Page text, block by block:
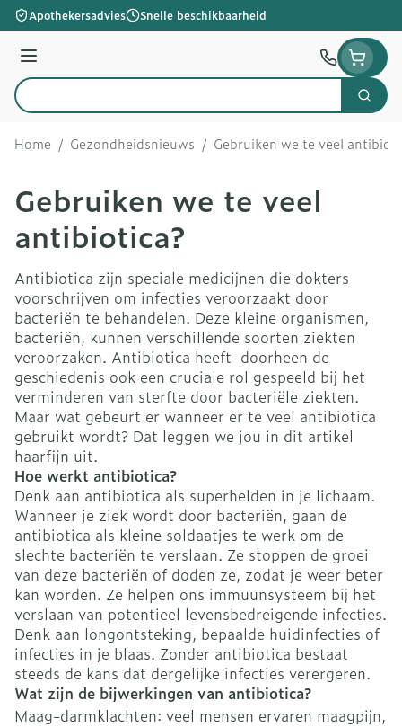
Ga naar de inhoud
Apothekersadvies Snelle beschikbaarheid
Menu
Product, merk, categorie...
Zoek
Home / Gezondheidsnieuws / Gebruiken we te veel
Gebruiken we te veel
antibiotica?
Antibiotica zijn speciale medicijnen die dokters
voorschrijven om infecties veroorzaakt door
bacteriën te behandelen. Deze kleine organismen,
bacteriën, kunnen verschillende soorten ziekten
veroorzaken. Antibiotica heeft doorheen de
geschiedenis ook een cruciale rol gespeeld bij het
verminderen van sterfte door bacteriële ziekten.
Maar wat gebeurt er wanneer er te veel antibiotica
gebruikt wordt? Dat leggen we jou in dit artikel
haarfijn uit.
Hoe werkt antibiotica?
Denk aan antibiotica als superhelden in je lichaam.
Wanneer je ziek wordt door bacteriën, gaan de
antibiotica als kleine soldaatjes te werk om de
slechte bacteriën te verslaan. Ze stoppen de groei
van deze bacteriën of doden ze, zodat je weer beter
kan worden. Ze helpen ons immuunsysteem bij het
verslaan van potentieel levensbedreigende infecties.
Denk aan longontsteking, bepaalde huidinfecties of
infecties in je blaas. Zonder antibiotica bestaat
steeds de kans dat dergelijke infecties verergeren.
Wat zijn de bijwerkingen van antibiotica?
Maag-darmklachten: veel mensen ervaren maagpijn,